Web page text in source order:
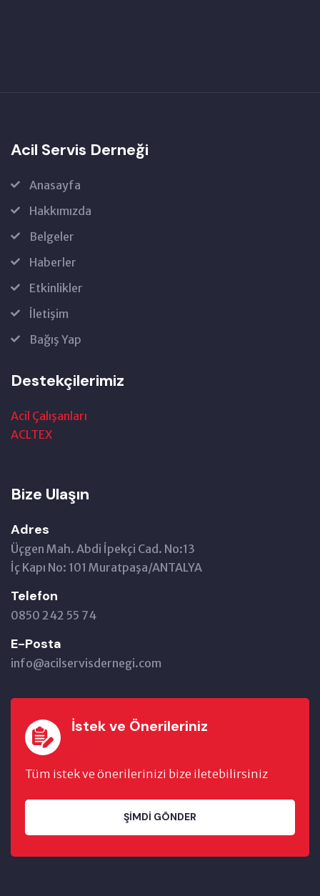
Acil Servis Derneği
Anasayfa
Hakkımızda
Belgeler
Haberler
Etkinlikler
İletişim
Bağış Yap
Destekçilerimiz
Acil Çalışanları
ACLTEX
Bize Ulaşın
Adres
Üçgen Mah. Abdi İpekçi Cad. No:13
İç Kapı No: 101 Muratpaşa/ANTALYA
Telefon
0850 242 55 74
E-Posta
info@acilservisdernegi.com
İstek ve Önerileriniz
Tüm istek ve önerilerinizi bize iletebilirsiniz
ŞIMDI GÖNDER